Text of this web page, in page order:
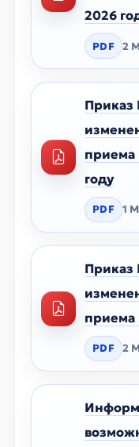
2026
PDF 2
Приказ
году
PDF 1
Приказ
приема
PDF 2